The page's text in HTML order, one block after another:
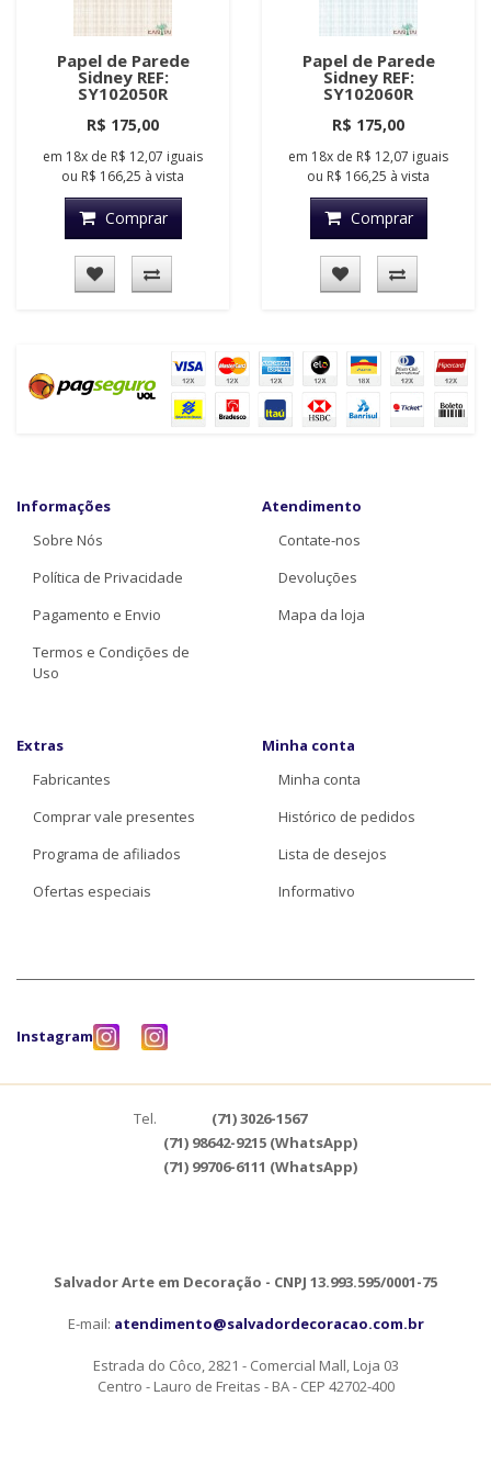
Papel de Parede
Sidney REF:
SY102050R
R$ 175,00
em 18x de R$ 12,07 iguais
ou R$ 166,25 à vista
Comprar
Papel de Parede
Sidney REF:
SY102060R
R$ 175,00
em 18x de R$ 12,07 iguais
ou R$ 166,25 à vista
Comprar
Informações
Sobre Nós
Política de Privacidade
Pagamento e Envio
Termos e Condições de
Uso
Atendimento
Contate-nos
Devoluções
Mapa da loja
Extras
Fabricantes
Comprar vale presentes
Programa de afiliados
Ofertas especiais
Minha conta
Minha conta
Histórico de pedidos
Lista de desejos
Informativo
Instagram
Tel.
(71) 3026-1567
(71) 98642-9215 (WhatsApp)
(71) 99706-6111 (WhatsApp)
Salvador Arte em Decoração - CNPJ 13.993.595/0001-75
E-mail: atendimento@salvadordecoracao.com.br
Estrada do Côco, 2821 - Comercial Mall, Loja 03
Centro - Lauro de Freitas - BA - CEP 42702-400